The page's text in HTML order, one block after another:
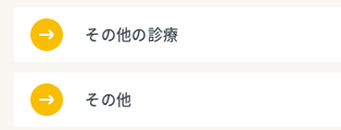
その他の診療
その他